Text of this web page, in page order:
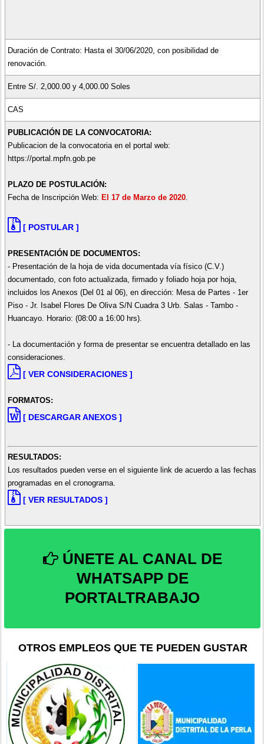
Duración de Contrato: Hasta el 30/06/2020, con posibilidad de
renovación.
Entre S/. 2,000.00 y 4,000.00 Soles
CAS
PUBLICACIÓN DE LA CONVOCATORIA:
Publicacion de la convocatoria en el portal web:
https://portal.mpfn.gob.pe
PLAZO DE POSTULACIÓN:
Fecha de Inscripción Web: El 17 de Marzo de 2020.
[ POSTULAR ]
PRESENTACIÓN DE DOCUMENTOS:
- Presentación de la hoja de vida documentada vía físico (C.V.)
documentado, con foto actualizada, firmado y foliado hoja por hoja,
incluidos los Anexos (Del 01 al 06), en dirección: Mesa de Partes - 1er
Piso - Jr. Isabel Flores De Oliva S/N Cuadra 3 Urb. Salas - Tambo -
Huancayo. Horario: (08:00 a 16:00 hrs).
- La documentación y forma de presentar se encuentra detallado en las
consideraciones.
[ VER CONSIDERACIONES ]
FORMATOS:
[ DESCARGAR ANEXOS ]
RESULTADOS:
Los resultados pueden verse en el siguiente link de acuerdo a las fechas
programadas en el cronograma.
[ VER RESULTADOS ]
ÚNETE AL CANAL DE
WHATSAPP DE
PORTALTRABAJO
OTROS EMPLEOS QUE TE PUEDEN GUSTAR